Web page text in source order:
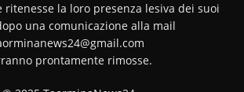
ritenesse la loro presenza lesiva dei suoi
una comunicazione alla mail
prontamente rimosse.